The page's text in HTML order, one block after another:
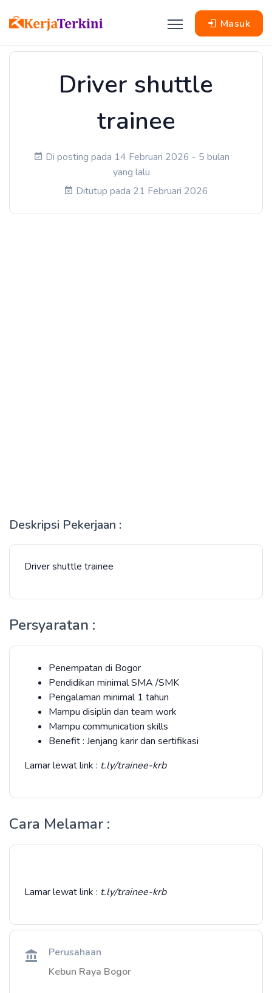
Masuk
Driver shuttle
trainee
Di posting pada 14 Februari 2026 - 5 bulan
yang lalu
Ditutup pada 21 Februari 2026
Deskripsi Pekerjaan :
Driver shuttle trainee
Persyaratan :
Penempatan di Bogor
Pendidikan minimal SMA /SMK
Pengalaman minimal 1 tahun
Mampu disiplin dan team work
Mampu communication skills
Benefit : Jenjang karir dan sertifikasi
Lamar lewat link : t.ly/trainee-krb
Cara Melamar :
Lamar lewat link : t.ly/trainee-krb
Perusahaan
Kebun Raya Bogor